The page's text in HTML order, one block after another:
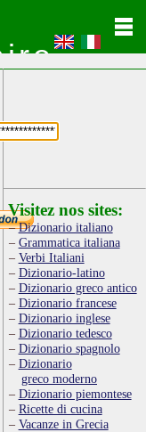
Visitez nos sites:
Dizionario italiano
Grammatica italiana
Verbi Italiani
Dizionario-latino
Dizionario greco antico
Dizionario francese
Dizionario inglese
Dizionario tedesco
Dizionario spagnolo
Dizionario
greco moderno
Dizionario piemontese
Ricette di cucina
Vacanze in Grecia